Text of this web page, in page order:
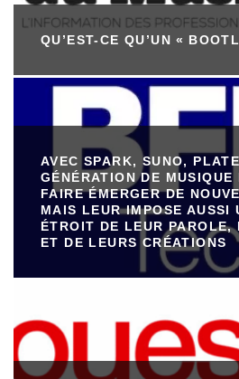
QU’EST-CE QU’UN «
AVEC SPARK, SUNO,
GÉNÉRATION DE MUSIQUE
FAIRE ÉMERGER DE
MAIS LEUR IMPOSE AUSSI
ÉTROIT DE LEUR PAROLE,
ET DE LEURS CRÉATIONS